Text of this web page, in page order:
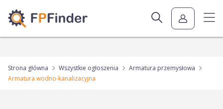
Strona główna Wszystkie ogłoszenia
Armatura przemysłowa
Armatura wodno-kanalizacyjna